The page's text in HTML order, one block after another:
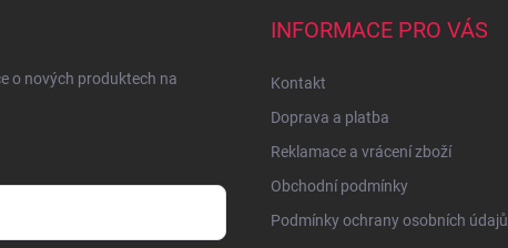
o nových produktech na
INFORMACE PRO VÁS
Kontakt
Doprava a platba
Reklamace a vrácení zboží
Obchodní podmínky
Podmínky ochrany osobních údajů